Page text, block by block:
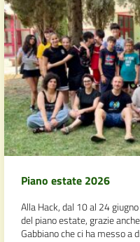
Piano estate 2026
Alla Hack, dal 10 al 24
del piano estate, grazie
Gabbiano che ci ha messo a